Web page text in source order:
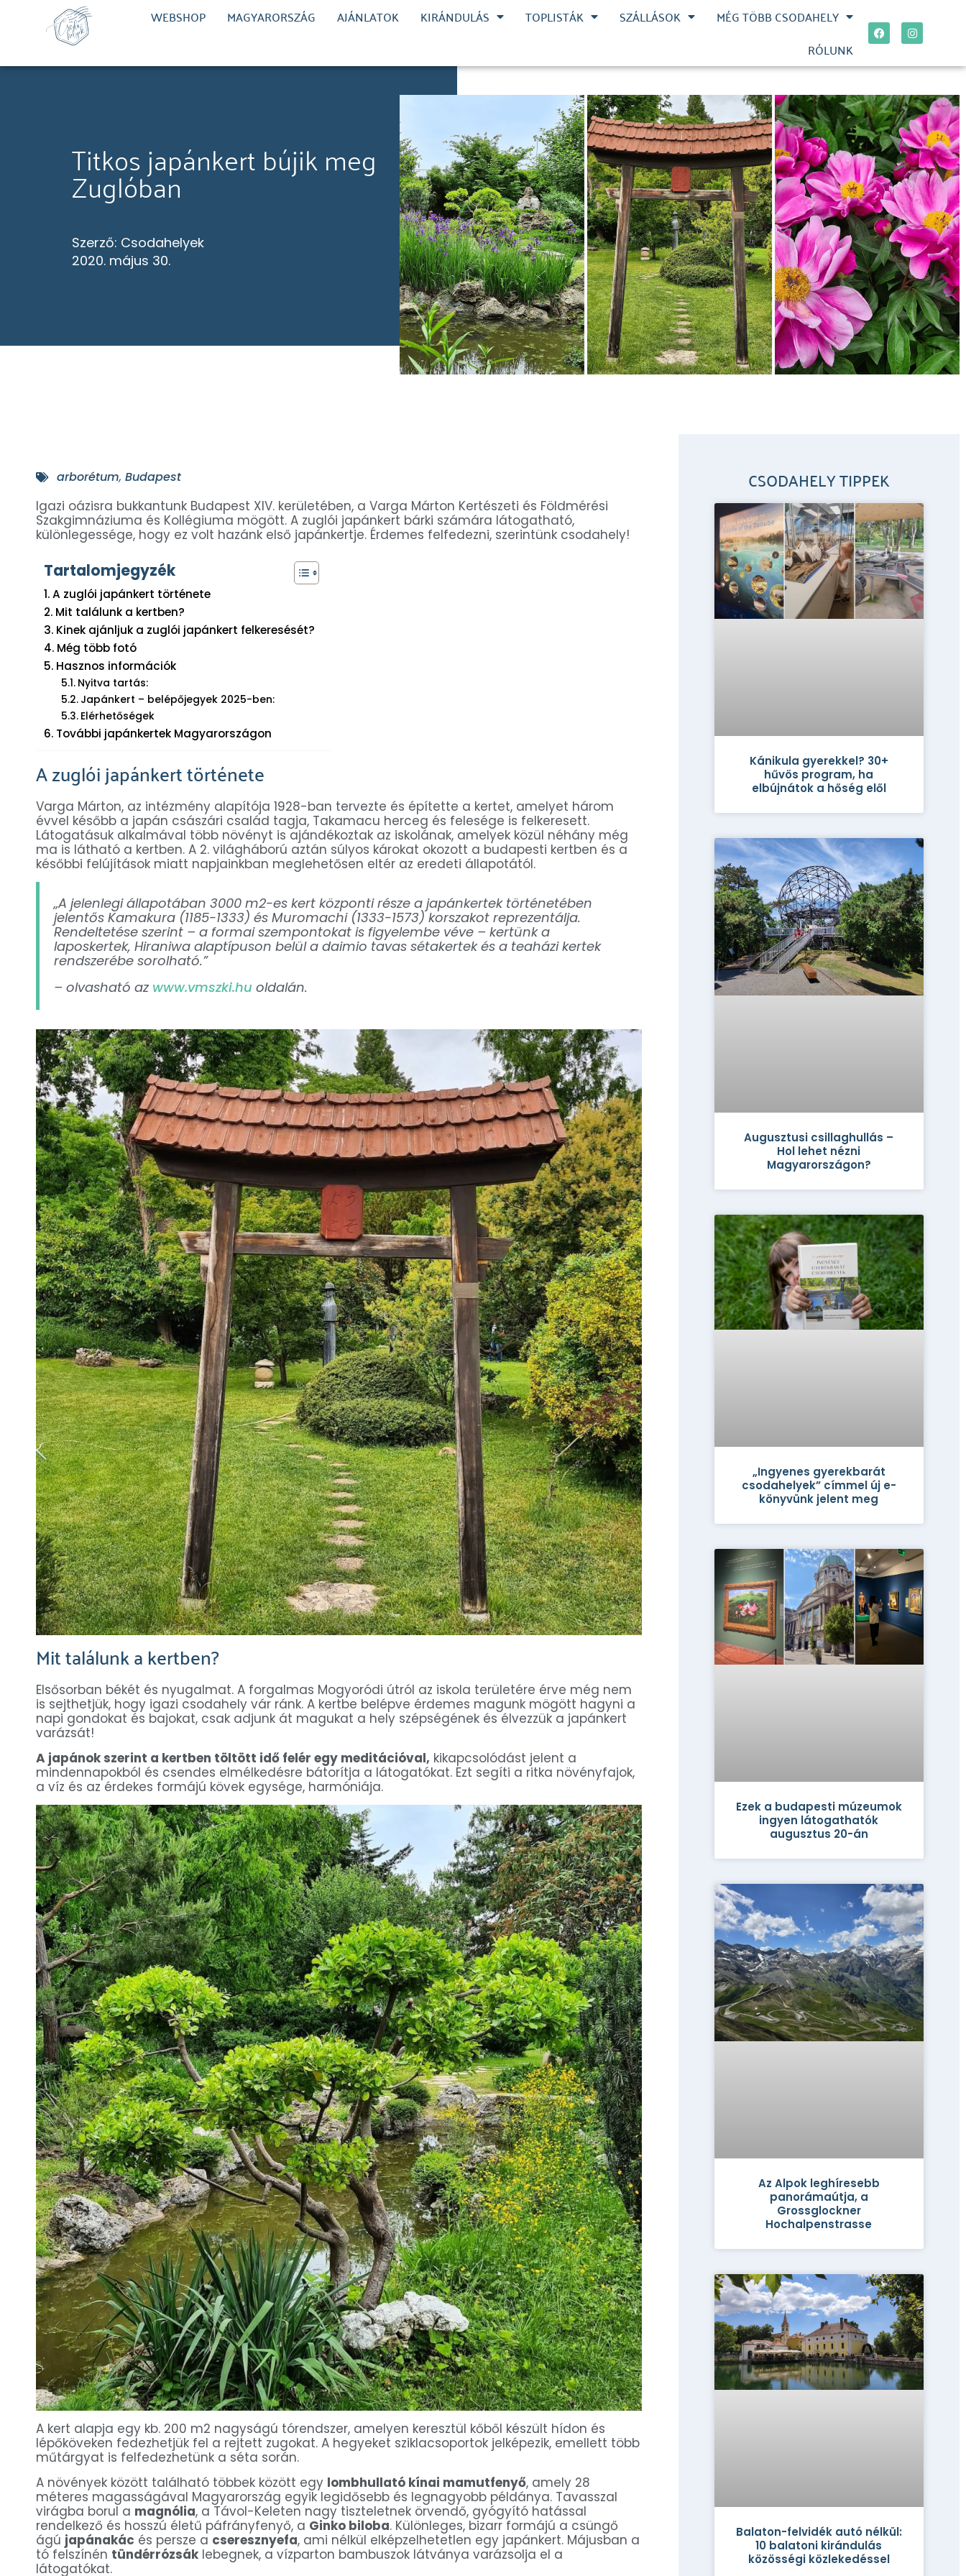
WEBSHOP MAGYARORSZÁG AJÁNLATOK KIRÁNDULÁS TOPLISTÁK SZÁLLÁSOK
MÉG TÖBB CSODAHELY
RÓLUNK
Titkos japánkert bújik meg
Zuglóban
Szerző: Csodahelyek
2020. május 30.
arborétum, Budapest
Igazi oázisra bukkantunk Budapest XIV. kerületében, a Varga Márton Kertészeti és Földmérési
Szakgimnáziuma és Kollégiuma mögött. A zuglói japánkert bárki számára látogatható,
különlegessége, hogy ez volt hazánk első japánkertje. Érdemes felfedezni, szerintünk csodahely!
Tartalomjegyzék
A zuglói japánkert története
Mit találunk a kertben?
Kinek ajánljuk a zuglói japánkert felkeresését?
Még több fotó
Hasznos információk
Nyitva tartás:
Japánkert – belépőjegyek 2025-ben:
Elérhetőségek
További japánkertek Magyarországon
A zuglói japánkert története
Varga Márton, az intézmény alapítója 1928-ban tervezte és építette a kertet, amelyet három
évvel később a japán császári család tagja, Takamacu herceg és felesége is felkeresett.
Látogatásuk alkalmával több növényt is ajándékoztak az iskolának, amelyek közül néhány még
ma is látható a kertben. A 2. világháború aztán súlyos károkat okozott a budapesti kertben és a
későbbi felújítások miatt napjainkban meglehetősen eltér az eredeti állapotától.
„A jelenlegi állapotában 3000 m2-es kert központi része a japánkertek történetében
jelentős Kamakura (1185-1333) és Muromachi (1333-1573) korszakot reprezentálja.
Rendeltetése szerint – a formai szempontokat is figyelembe véve – kertünk a
laposkertek, Hiraniwa alaptípuson belül a daimio tavas sétakertek és a teaházi kertek
rendszerébe sorolható.”
– olvasható az www.vmszki.hu oldalán.
Mit találunk a kertben?
Elsősorban békét és nyugalmat. A forgalmas Mogyoródi útról az iskola területére érve még nem
is sejthetjük, hogy igazi csodahely vár ránk. A kertbe belépve érdemes magunk mögött hagyni a
napi gondokat és bajokat, csak adjunk át magukat a hely szépségének és élvezzük a japánkert
varázsát!
A japánok szerint a kertben töltött idő felér egy meditációval, kikapcsolódást jelent a
mindennapokból és csendes elmélkedésre bátorítja a látogatókat. Ezt segíti a ritka növényfajok,
a víz és az érdekes formájú kövek egysége, harmóniája.
A kert alapja egy kb. 200 m2 nagyságú tórendszer, amelyen keresztül kőből készült hídon és
lépőköveken fedezhetjük fel a rejtett zugokat. A hegyeket sziklacsoportok jelképezik, emellett több
műtárgyat is felfedezhetünk a séta során.
A növények között található többek között egy lombhullató kínai mamutfenyő, amely 28
méteres magasságával Magyarország egyik legidősebb és legnagyobb példánya. Tavasszal
virágba borul a magnólia, a Távol-Keleten nagy tiszteletnek örvendő, gyógyító hatással
rendelkező és hosszú életű páfrányfenyő, a Ginko biloba. Különleges, bizarr formájú a csüngő
ágú japánakác és persze a cseresznyefa, ami nélkül elképzelhetetlen egy japánkert. Májusban a
tó felszínén tündérrózsák lebegnek, a vízparton bambuszok látványa varázsolja el a
látogatókat.
CSODAHELY TIPPEK
Kánikula gyerekkel? 30+
hűvös program, ha
elbújnátok a hőség elől
Augusztusi csillaghullás –
Hol lehet nézni
Magyarországon?
„Ingyenes gyerekbarát
csodahelyek” címmel új e-
könyvünk jelent meg
Ezek a budapesti múzeumok
ingyen látogathatók
augusztus 20-án
Az Alpok leghíresebb
panorámaútja, a
Grossglockner
Hochalpenstrasse
Balaton-felvidék autó nélkül:
10 balatoni kirándulás
közösségi közlekedéssel